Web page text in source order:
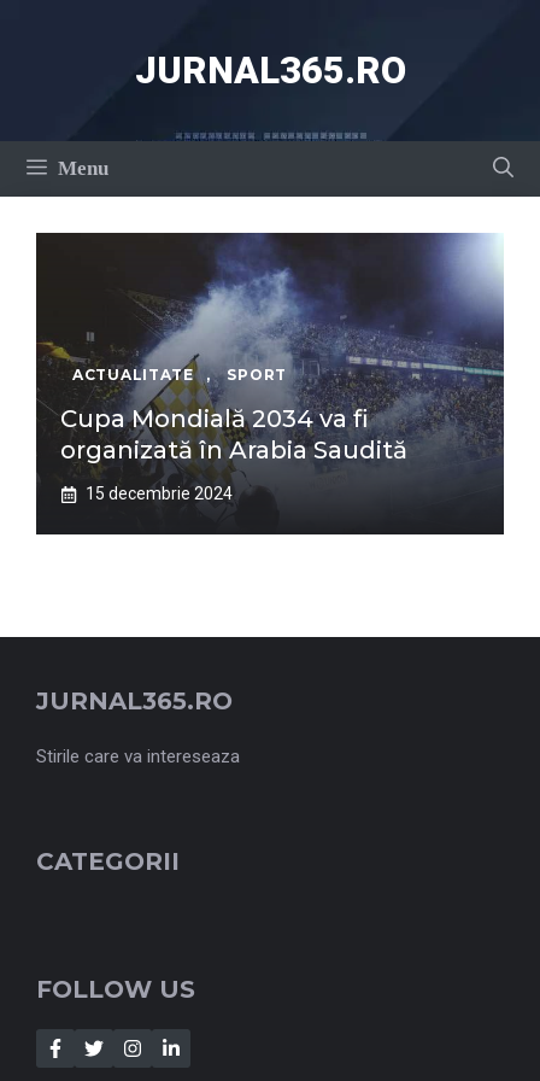
JURNAL365.RO
Menu
ACTUALITATE , SPORT
Cupa Mondială 2034 va fi
organizată în Arabia Saudită
15 decembrie 2024
JURNAL365.RO
Stirile care va intereseaza
CATEGORII
FOLLOW US